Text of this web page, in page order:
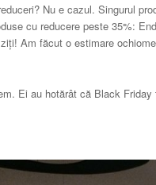
Nu e cazul. Singurul
cu reducere peste 35%:
Am făcut o estimare
Ei au hotărât că Black